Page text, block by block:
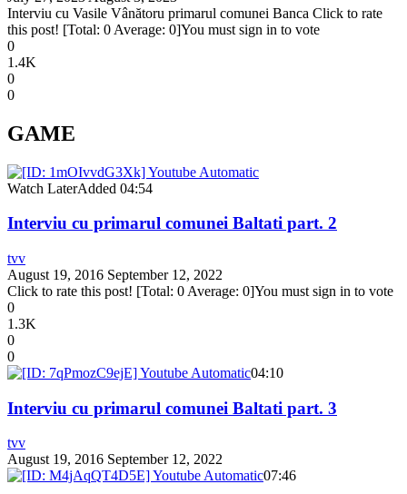
Interviu cu Vasile Vânătoru primarul comunei Banca Click to rate
this post! [Total: 0 Average: 0]You must sign in to vote
0
1.4K
0
0
GAME
Watch LaterAdded 04:54
Interviu cu primarul comunei Baltati part. 2
tvv
August 19, 2016 September 12, 2022
Click to rate this post! [Total: 0 Average: 0]You must sign in to vote
0
1.3K
0
0
04:10
Interviu cu primarul comunei Baltati part. 3
tvv
August 19, 2016 September 12, 2022
07:46